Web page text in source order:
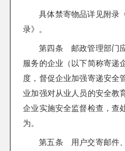
具体禁寄物品详见附录
录》。
第四条 邮政管理部门
服务的企业（以下简称寄递
度，督促企业加强寄递安全
业加强对从业人员的安全教
企业实施安全监督检查，查
为。
第五条 用户交寄邮件